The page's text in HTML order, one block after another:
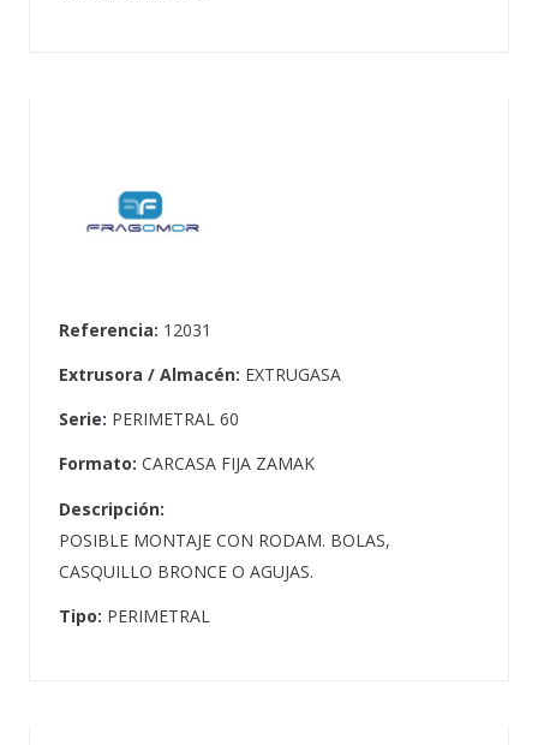
Referencia: 12031
Extrusora / Almacén: EXTRUGASA
Serie: PERIMETRAL 60
Formato: CARCASA FIJA ZAMAK
Descripción:
POSIBLE MONTAJE CON RODAM. BOLAS,
CASQUILLO BRONCE O AGUJAS.
Tipo: PERIMETRAL